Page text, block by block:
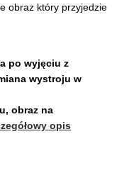
obraz który przyjedzie
po wyjęciu z
wystroju w
obraz na
opis